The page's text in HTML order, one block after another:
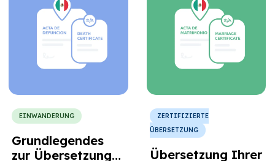
EINWANDERUNG
Grundlegendes
zur Übersetzung
ZERTIFIZIERTE
ÜBERSETZUNG
Übersetzung Ihrer